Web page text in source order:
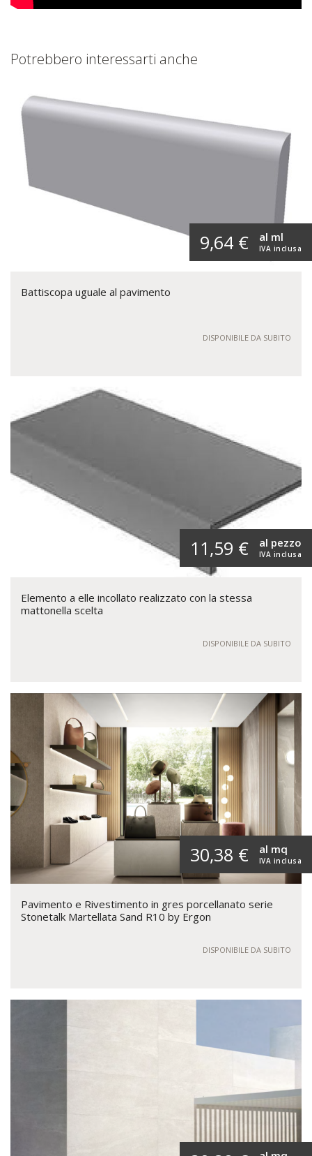
Potrebbero interessarti anche
9,64 € IVA inclusa
al ml
Battiscopa uguale al pavimento
DISPONIBILE DA SUBITO
11,59 € IVA inclusa
al pezzo
Elemento a elle incollato realizzato con la stessa
mattonella scelta
DISPONIBILE DA SUBITO
30,38 € IVA inclusa
al mq
Pavimento e Rivestimento in gres porcellanato serie
Stonetalk Martellata Sand R10 by Ergon
DISPONIBILE DA SUBITO